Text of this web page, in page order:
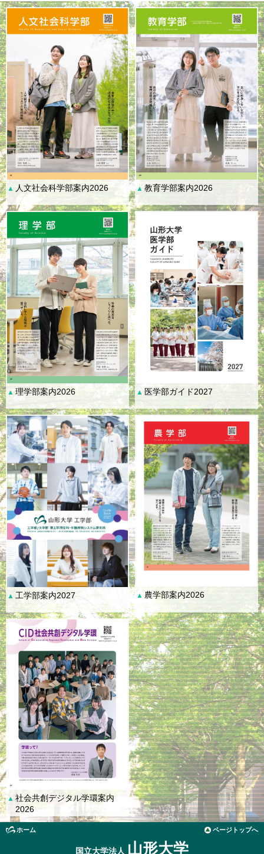
▲ 人文社会科学部案内2026 ▲ 教育学部案内2026
▲理学部案内2026 ▲ 医学部ガイド2027
▲ 工学部案内2027 ▲ 農学部案内2026
▲ 社会共創デジタル学環案内
2026
ホーム ページトップへ
国立大学法人 山形大学